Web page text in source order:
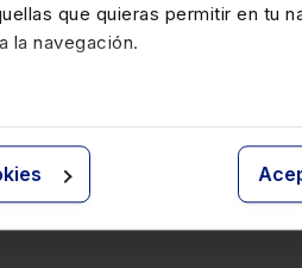
que quieras permitir en tu
la navegación.